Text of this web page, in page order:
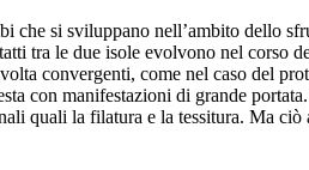
si sviluppano nell’ambito dello
tra le due isole evolvono nel corso
convergenti, come nel caso del
con manifestazioni di grande
quali la filatura e la tessitura. Ma